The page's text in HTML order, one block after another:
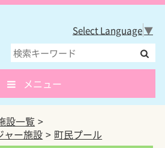
Select Language▼
メニュー
設一覧
ャー施設
町民プール